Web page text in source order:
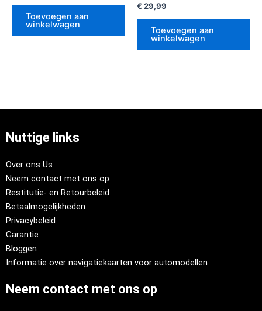
Toevoegen aan
winkelwagen
€ 29,99
Toevoegen aan
winkelwagen
Nuttige links
Over ons Us
Neem contact met ons op
Restitutie- en Retourbeleid
Betaalmogelijkheden
Privacybeleid
Garantie
Bloggen
Informatie over navigatiekaarten voor automodellen
Neem contact met ons op